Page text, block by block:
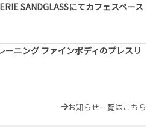
SANDGLASSにてカフェスペース
ーニング ファインボディのプレスリ
お知らせ一覧はこちら